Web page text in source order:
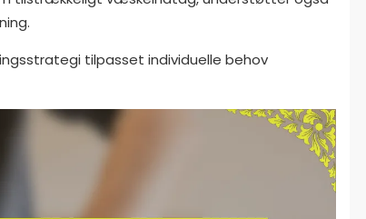
tilpasset individuelle behov